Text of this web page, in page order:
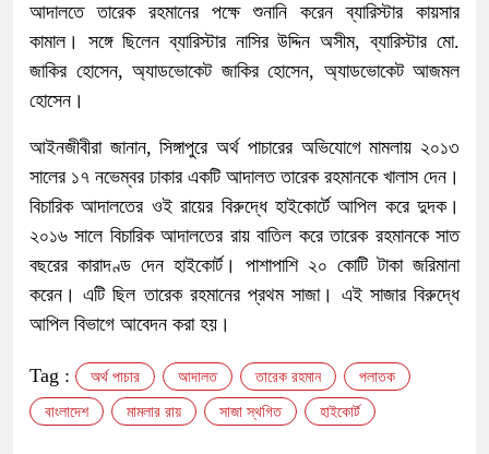
আদালতে তারেক রহমানের পক্ষে শুনানি করেন ব্যারিস্টার কায়সার
কামাল। সঙ্গে ছিলেন ব্যারিস্টার নাসির উদ্দিন অসীম, ব্যারিস্টার মো.
জাকির হোসেন, অ্যাডভোকেট জাকির হোসেন, অ্যাডভোকেট আজমল
হোসেন।
আইনজীবীরা জানান, সিঙ্গাপুরে অর্থ পাচারের অভিযোগে মামলায় ২০১৩
সালের ১৭ নভেম্বর ঢাকার একটি আদালত তারেক রহমানকে খালাস দেন।
বিচারিক আদালতের ওই রায়ের বিরুদ্ধে হাইকোর্টে আপিল করে দুদক।
২০১৬ সালে বিচারিক আদালতের রায় বাতিল করে তারেক রহমানকে সাত
বছরের কারাদণ্ড দেন হাইকোর্ট। পাশাপাশি ২০ কোটি টাকা জরিমানা
করেন। এটি ছিল তারেক রহমানের প্রথম সাজা। এই সাজার বিরুদ্ধে
আপিল বিভাগে আবেদন করা হয়।
Tag : অর্থ পাচার আদালত তারেক রহমান পলাতক
বাংলাদেশ মামলার রায় সাজা স্থগিত হাইকোর্ট